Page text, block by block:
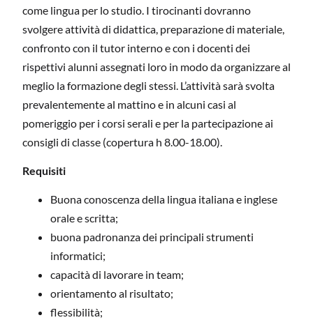
come lingua per lo studio. I tirocinanti dovranno
svolgere attività di didattica, preparazione di materiale,
confronto con il tutor interno e con i docenti dei
rispettivi alunni assegnati loro in modo da organizzare al
meglio la formazione degli stessi. L’attività sarà svolta
prevalentemente al mattino e in alcuni casi al
pomeriggio per i corsi serali e per la partecipazione ai
consigli di classe (copertura h 8.00-18.00).
Requisiti
Buona conoscenza della lingua italiana e inglese
orale e scritta;
buona padronanza dei principali strumenti
informatici;
capacità di lavorare in team;
orientamento al risultato;
flessibilità;